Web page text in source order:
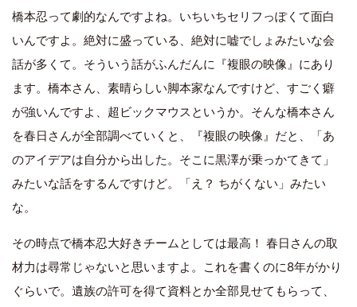
橋本忍って劇的なんですよね。いちいちセリフっぽくて面白
いんですよ。絶対に盛っている、絶対に嘘でしょみたいな会
話が多くて。そういう話がふんだんに『複眼の映像』にあり
ます。橋本さん、素晴らしい脚本家なんですけど、すごく癖
が強いんですよ、超ビックマウスというか。そんな橋本さん
を春日さんが全部調べていくと、『複眼の映像』だと、「あ
のアイデアは自分から出した。そこに黒澤が乗っかてきて」
みたいな話をするんですけど。「え？ ちがくない」みたい
な。
その時点で橋本忍大好きチームとしては最高！ 春日さんの取
材力は尋常じゃないと思いますよ。これを書くのに8年がかり
ぐらいで。遺族の許可を得て資料とか全部見せてもらって、